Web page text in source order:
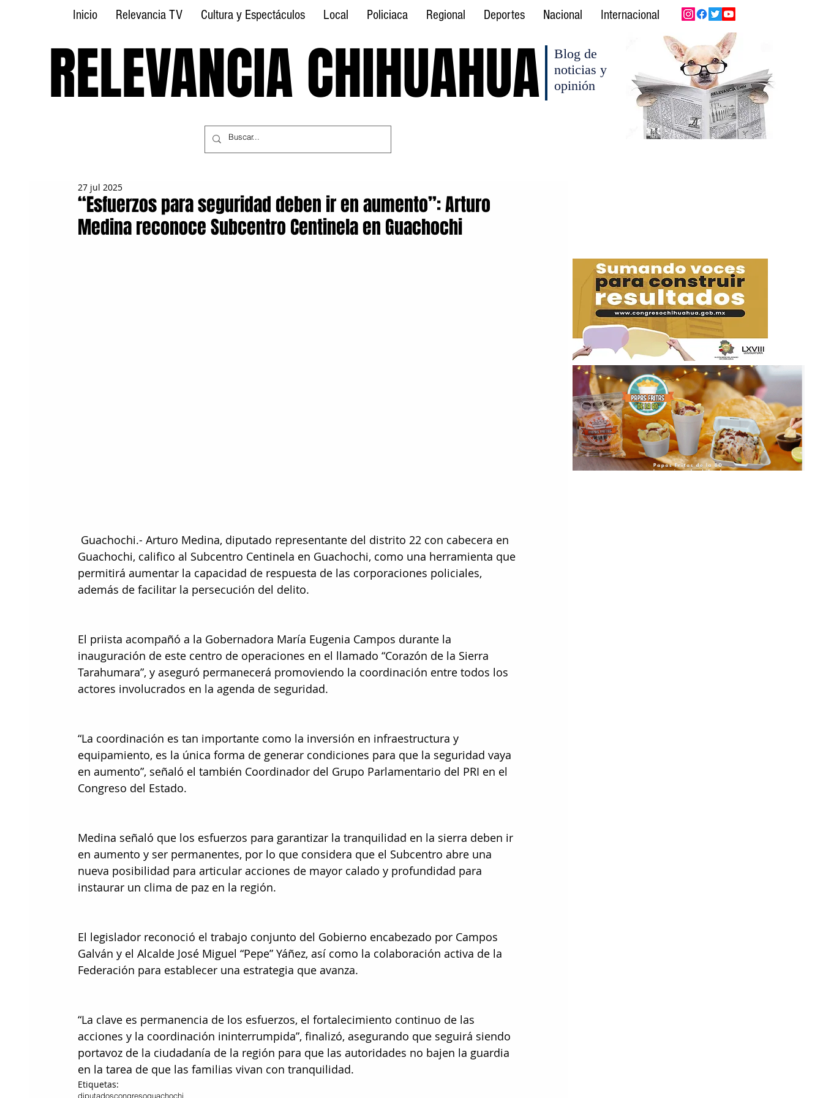
Inicio Relevancia TV Cultura y Espectáculos Local Policiaca Regional Deportes Nacional Internacional
RELEVANCIA CHIHUAHUA
RELEVANCIA CHIHUAHUA
Blog de
noticias y
opinión
“Esfuerzos para seguridad deben ir en aumento”: Arturo
Medina reconoce Subcentro Centinela en Guachochi
27 jul 2025
Guachochi, califico al Subcentro Centinela en Guachochi, como una herramienta que
permitirá aumentar la capacidad de respuesta de las corporaciones policiales,
además de facilitar la persecución del delito.
El priista acompañó a la Gobernadora María Eugenia Campos durante la
inauguración de este centro de operaciones en el llamado “Corazón de la Sierra
Tarahumara”, y aseguró permanecerá promoviendo la coordinación entre todos los
actores involucrados en la agenda de seguridad.
“La coordinación es tan importante como la inversión en infraestructura y
equipamiento, es la única forma de generar condiciones para que la seguridad vaya
en aumento”, señaló el también Coordinador del Grupo Parlamentario del PRI en el
Congreso del Estado.
Medina señaló que los esfuerzos para garantizar la tranquilidad en la sierra deben ir
en aumento y ser permanentes, por lo que considera que el Subcentro abre una
nueva posibilidad para articular acciones de mayor calado y profundidad para
instaurar un clima de paz en la región.
El legislador reconoció el trabajo conjunto del Gobierno encabezado por Campos
Galván y el Alcalde José Miguel “Pepe” Yáñez, así como la colaboración activa de la
Federación para establecer una estrategia que avanza.
“La clave es permanencia de los esfuerzos, el fortalecimiento continuo de las
acciones y la coordinación ininterrumpida”, finalizó, asegurando que seguirá siendo
portavoz de la ciudadanía de la región para que las autoridades no bajen la guardia
en la tarea de que las familias vivan con tranquilidad.
Etiquetas:
diputadoscongresoguachochi